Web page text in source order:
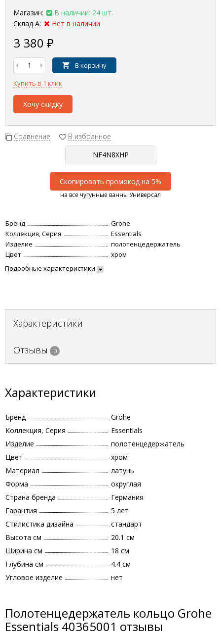
Магазин:
В наличии: 24 шт.
Склад А:
Нет в наличии
3 380 ₽
В корзину
Купить в 1 клик
Хочу скидку
Сравнение В избранное
Скопировать промокод на 5%
на все чугунные ванны Универсал
Бренд
Grohe
Коллекция, Серия
Essentials
Изделие
полотенцедержатель
Цвет
хром
Подробные характеристики
Характеристики
Отзывы 0
Характеристики
Бренд
Grohe
Коллекция, Серия
Essentials
Изделие
полотенцедержатель
Цвет
хром
Материал
латунь
Форма
округлая
Страна бренда
Германия
Гарантия
5 лет
Стилистика дизайна
стандарт
Высота см
20.1 см
Ширина см
18 см
Глубина см
4.4 см
Угловое изделие
нет
Полотенцедержатель кольцо Grohe
Essentials 40365001 отзывы